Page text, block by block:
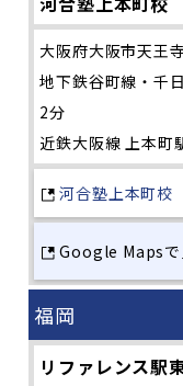
大阪府大阪市天王
地下鉄谷町線・千
2分
近鉄大阪線 上本町
河合塾上本町校
Google Mapsで
福岡
リファレンス駅